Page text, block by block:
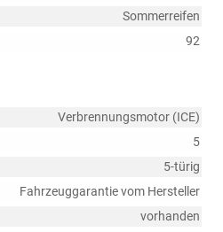
Sommerreifen
92
Verbrennungsmotor (ICE)
5
5-türig
Fahrzeuggarantie vom Hersteller
vorhanden